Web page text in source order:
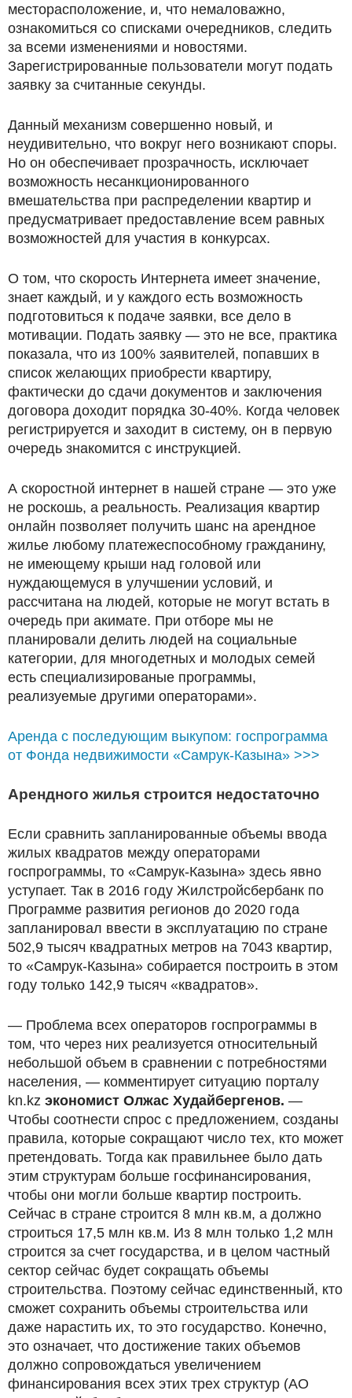
месторасположение, и, что немаловажно,
ознакомиться со списками очередников, следить
за всеми изменениями и новостями.
Зарегистрированные пользователи могут подать
заявку за считанные секунды.
Данный механизм совершенно новый, и
неудивительно, что вокруг него возникают споры.
Но он обеспечивает прозрачность, исключает
возможность несанкционированного
вмешательства при распределении квартир и
предусматривает предоставление всем равных
возможностей для участия в конкурсах.
О том, что скорость Интернета имеет значение,
знает каждый, и у каждого есть возможность
подготовиться к подаче заявки, все дело в
мотивации. Подать заявку — это не все, практика
показала, что из 100% заявителей, попавших в
список желающих приобрести квартиру,
фактически до сдачи документов и заключения
договора доходит порядка 30-40%. Когда человек
регистрируется и заходит в систему, он в первую
очередь знакомится с инструкцией.
А скоростной интернет в нашей стране — это уже
не роскошь, а реальность. Реализация квартир
онлайн позволяет получить шанс на арендное
жилье любому платежеспособному гражданину,
не имеющему крыши над головой или
нуждающемуся в улучшении условий, и
рассчитана на людей, которые не могут встать в
очередь при акимате. При отборе мы не
планировали делить людей на социальные
категории, для многодетных и молодых семей
есть специализированые программы,
реализуемые другими операторами».
Аренда с последующим выкупом: госпрограмма
от Фонда недвижимости «Самрук-Казына» >>>
Арендного жилья строится недостаточно
Если сравнить запланированные объемы ввода
жилых квадратов между операторами
госпрограммы, то «Самрук-Казына» здесь явно
уступает. Так в 2016 году Жилстройсбербанк по
Программе развития регионов до 2020 года
запланировал ввести в эксплуатацию по стране
502,9 тысяч квадратных метров на 7043 квартир,
то «Самрук-Казына» собирается построить в этом
году только 142,9 тысяч «квадратов».
— Проблема всех операторов госпрограммы в
том, что через них реализуется относительный
небольшой объем в сравнении с потребностями
населения, — комментирует ситуацию порталу
kn.kz экономист Олжас Худайбергенов. —
Чтобы соотнести спрос с предложением, созданы
правила, которые сокращают число тех, кто может
претендовать. Тогда как правильнее было дать
этим структурам больше госфинансирования,
чтобы они могли больше квартир построить.
Сейчас в стране строится 8 млн кв.м, а должно
строиться 17,5 млн кв.м. Из 8 млн только 1,2 млн
строится за счет государства, и в целом частный
сектор сейчас будет сокращать объемы
строительства. Поэтому сейчас единственный, кто
сможет сохранить объемы строительства или
даже нарастить их, то это государство. Конечно,
это означает, что достижение таких объемов
должно сопровождаться увеличением
финансирования всех этих трех структур (АО